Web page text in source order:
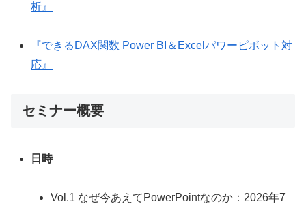
析』
『できるDAX関数 Power BI＆Excelパワーピボット対
応』
セミナー概要
日時
Vol.1 なぜ今あえてPowerPointなのか：2026年7